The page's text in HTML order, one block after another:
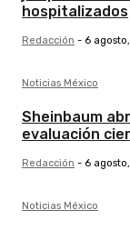
hospitalizados
Redacción - 6
Noticias México
Sheinbaum
evaluación
Redacción - 6
Noticias México